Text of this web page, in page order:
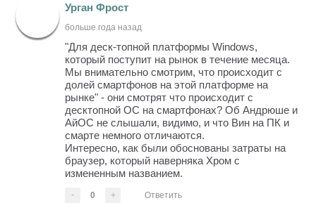
Урган Фрост
больше года назад
"Для деск-топной платформы Windows,
который поступит на рынок в течение месяца.
Мы внимательно смотрим, что происходит с
долей смартфонов на этой платформе на
рынке" - они смотрят что происходит с
десктопной ОС на смартфонах? Об Андрюше и
АйОС не слышали, видимо, и что Вин на ПК и
смарте немного отличаются.
Интересно, как были обоснованы затраты на
браузер, который наверняка Хром с
измененным названием.
- 0 + Ответить